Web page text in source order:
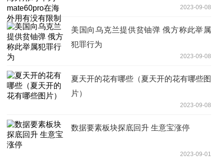
2023-09-08
美国向乌克兰提供贫铀弹 俄方称此举属
犯罪行为
2023-09-08
夏天开的花有哪些（夏天开的花有哪些图
片）
2023-09-08
数据要素板块探底回升 生意宝涨停
2023-09-01